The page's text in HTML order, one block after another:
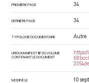
PREMIÈRE PAGE 34
DERNIÈRE PAGE 34
TYPOLOGIE DOCUMENTAIRE Autre
URI DU MANIFEST IIIF DU VOLUME
CONTENANT LE DOCUMENT
MODIFIÉ LE 10